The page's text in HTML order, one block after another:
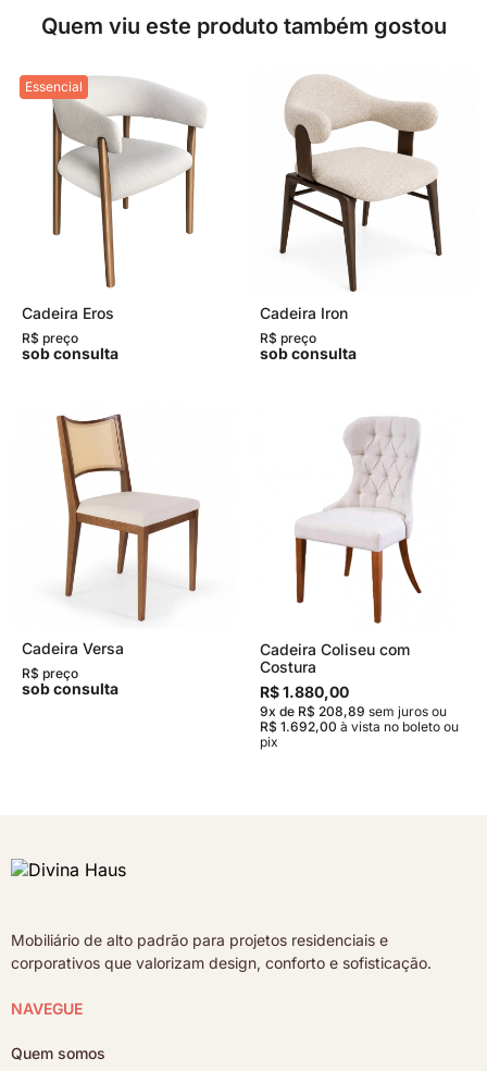
Quem viu este produto também gostou
Essencial
Cadeira Eros
R$ preço
sob consulta
Cadeira Iron
R$ preço
sob consulta
Cadeira Versa
R$ preço
sob consulta
Cadeira Coliseu com
Costura
R$ 1.880,00
9x de R$ 208,89 sem juros ou
R$ 1.692,00 à vista no boleto ou
pix
Mobiliário de alto padrão para projetos residenciais e
corporativos que valorizam design, conforto e sofisticação.
NAVEGUE
Quem somos